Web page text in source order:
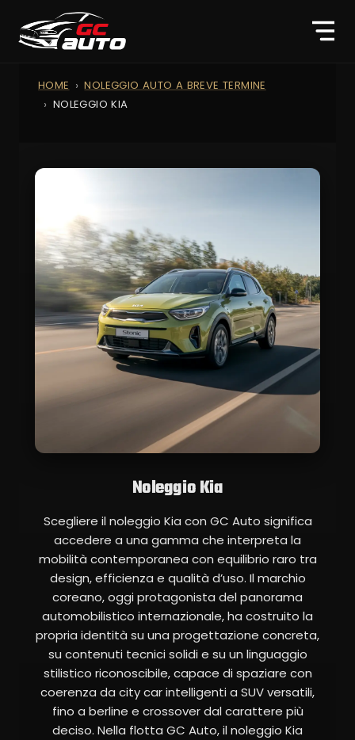
HOME
NOLEGGIO AUTO A BREVE TERMINE
NOLEGGIO KIA
Noleggio Kia
Scegliere il noleggio Kia con GC Auto significa
accedere a una gamma che interpreta la
mobilità contemporanea con equilibrio raro tra
design, efficienza e qualità d’uso. Il marchio
coreano, oggi protagonista del panorama
automobilistico internazionale, ha costruito la
propria identità su una progettazione concreta,
su contenuti tecnici solidi e su un linguaggio
stilistico riconoscibile, capace di spaziare con
coerenza da city car intelligenti a SUV versatili,
fino a berline e crossover dal carattere più
deciso. Nella flotta GC Auto, il noleggio Kia